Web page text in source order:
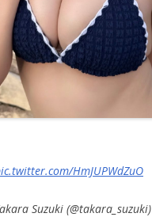
HmJUPWdZuO
Suzuki (@takara_suzuki)